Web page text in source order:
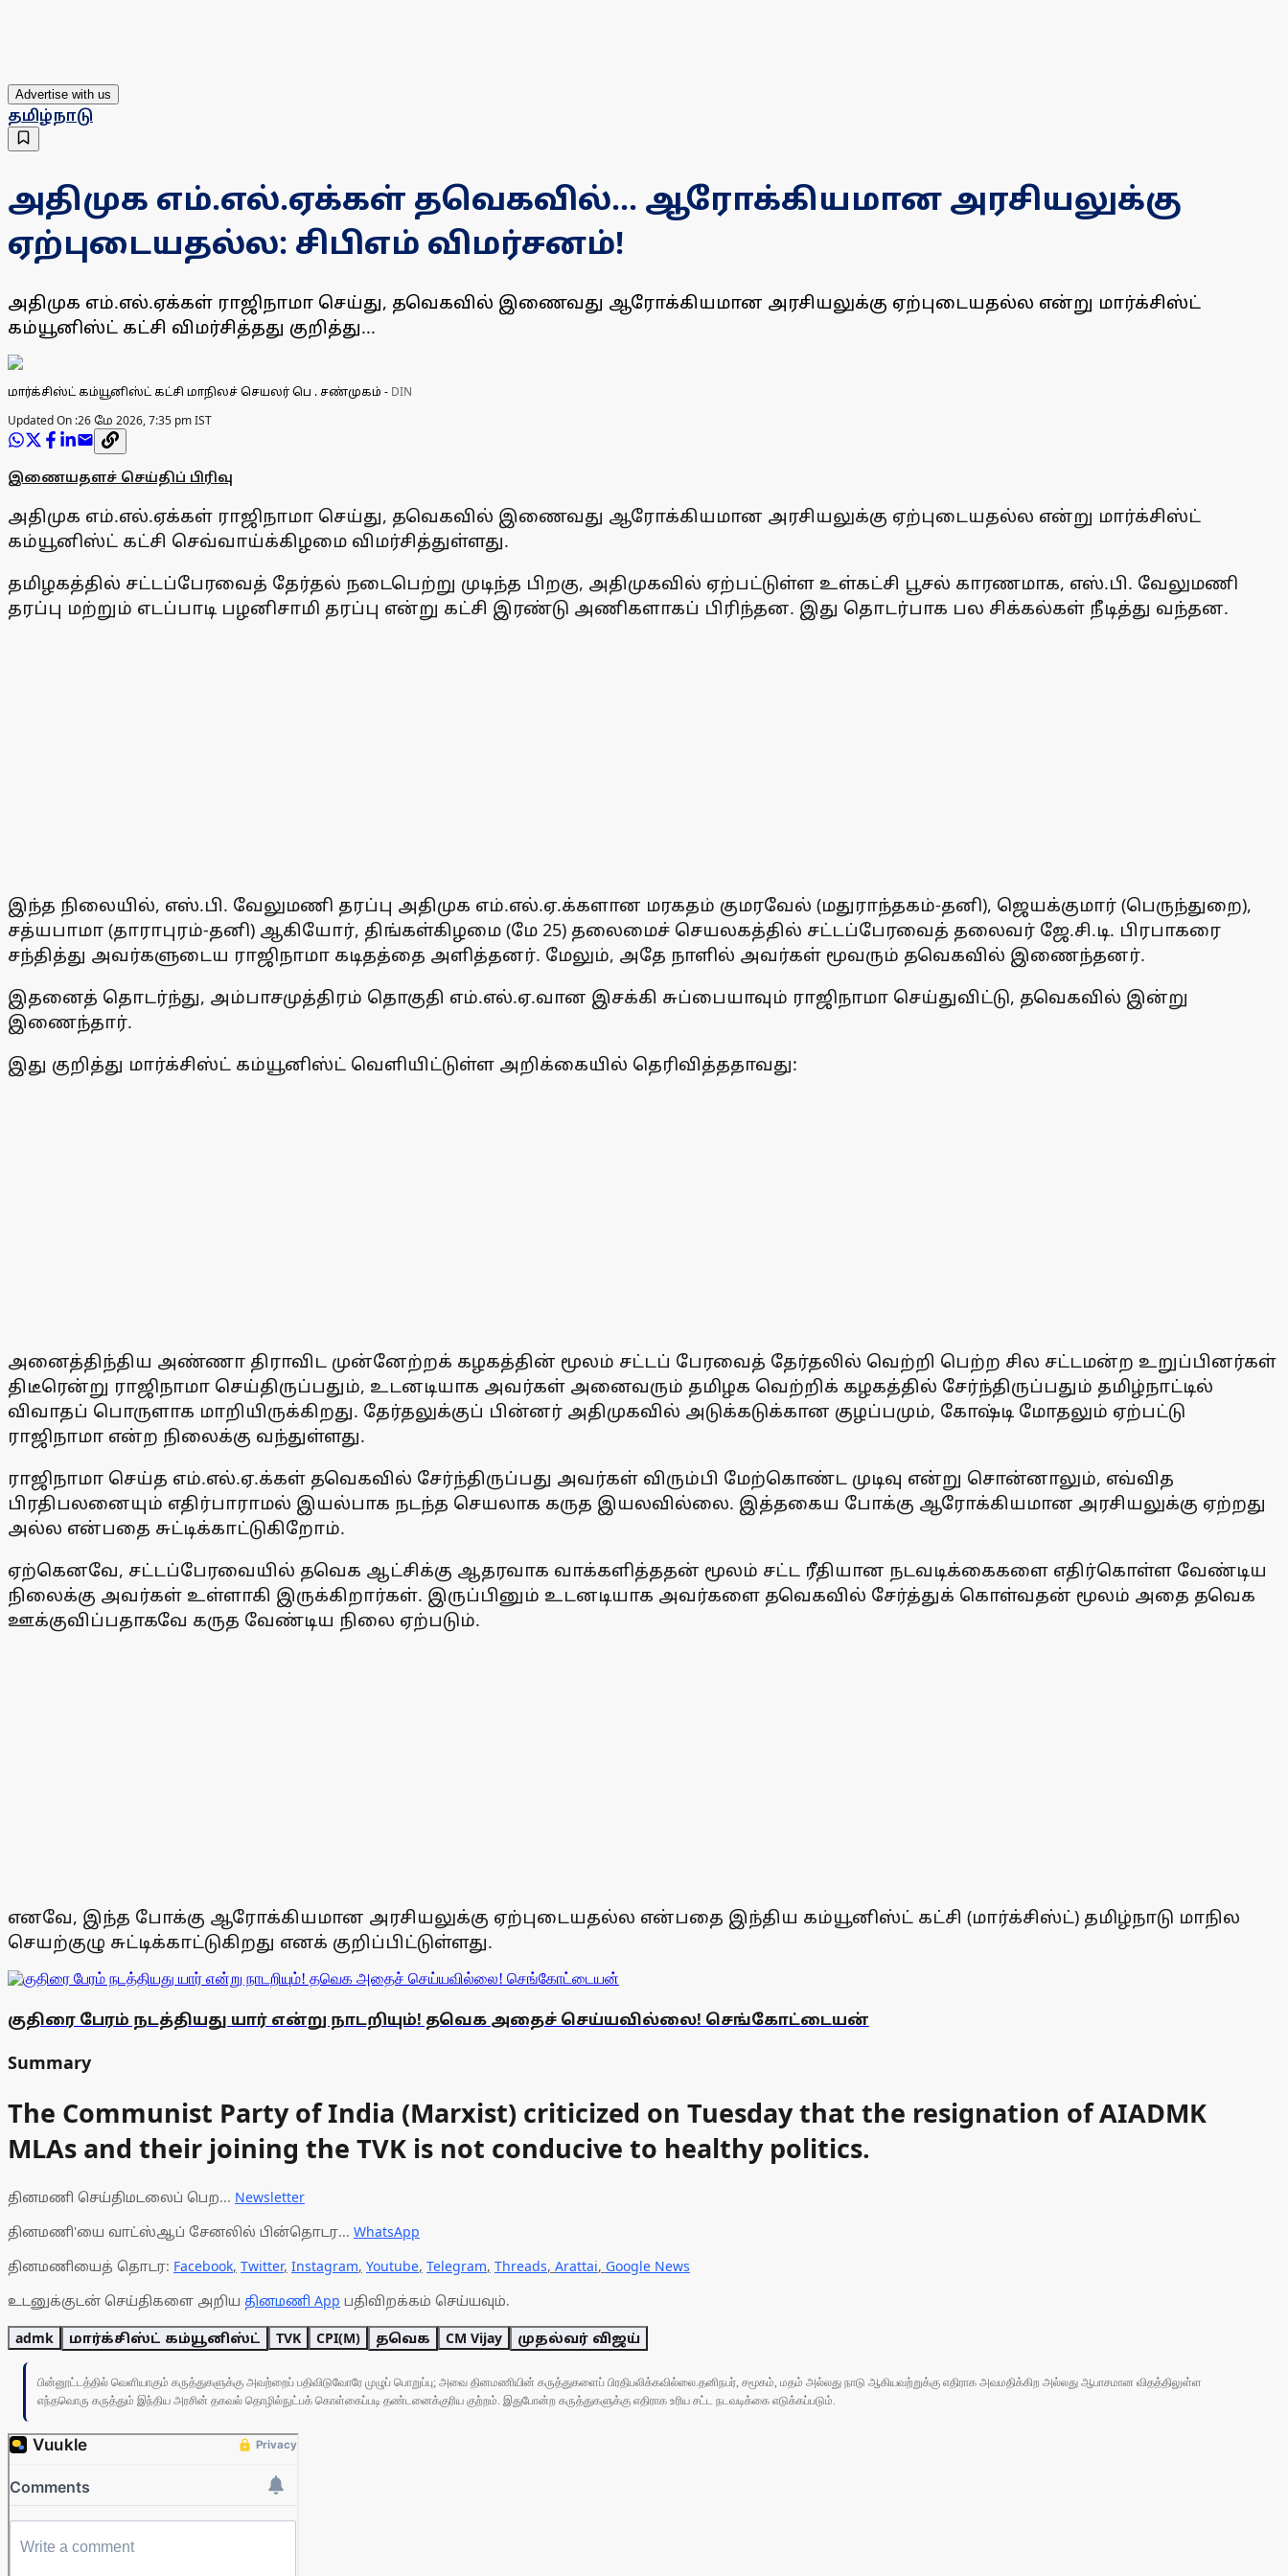
Advertise with us
தமிழ்நாடு
அதிமுக எம்.எல்.ஏக்கள் தவெகவில்... ஆரோக்கியமான அரசியலுக்கு
ஏற்புடையதல்ல: சிபிஎம் விமர்சனம்!
அதிமுக எம்.எல்.ஏக்கள் ராஜிநாமா செய்து, தவெகவில் இணைவது ஆரோக்கியமான அரசியலுக்கு ஏற்புடையதல்ல என்று மார்க்சிஸ்ட்
கம்யூனிஸ்ட் கட்சி விமர்சித்தது குறித்து...
மார்க்சிஸ்ட் கம்யூனிஸ்ட் கட்சி மாநிலச் செயலர் பெ . சண்முகம் - DIN
Updated On :26 மே 2026, 7:35 pm IST
இணையதளச் செய்திப் பிரிவு
அதிமுக எம்.எல்.ஏக்கள் ராஜிநாமா செய்து, தவெகவில் இணைவது ஆரோக்கியமான அரசியலுக்கு ஏற்புடையதல்ல என்று மார்க்சிஸ்ட்
கம்யூனிஸ்ட் கட்சி செவ்வாய்க்கிழமை விமர்சித்துள்ளது.
தமிழகத்தில் சட்டப்பேரவைத் தேர்தல் நடைபெற்று முடிந்த பிறகு, அதிமுகவில் ஏற்பட்டுள்ள உள்கட்சி பூசல் காரணமாக, எஸ்.பி. வேலுமணி
தரப்பு மற்றும் எடப்பாடி பழனிசாமி தரப்பு என்று கட்சி இரண்டு அணிகளாகப் பிரிந்தன. இது தொடர்பாக பல சிக்கல்கள் நீடித்து வந்தன.
இந்த நிலையில், எஸ்.பி. வேலுமணி தரப்பு அதிமுக எம்.எல்.ஏ.க்களான மரகதம் குமரவேல் (மதுராந்தகம்-தனி), ஜெயக்குமார் (பெருந்துறை),
சத்யபாமா (தாராபுரம்-தனி) ஆகியோர், திங்கள்கிழமை (மே 25) தலைமைச் செயலகத்தில் சட்டப்பேரவைத் தலைவர் ஜே.சி.டி. பிரபாகரை
சந்தித்து அவர்களுடைய ராஜிநாமா கடிதத்தை அளித்தனர். மேலும், அதே நாளில் அவர்கள் மூவரும் தவெகவில் இணைந்தனர்.
இதனைத் தொடர்ந்து, அம்பாசமுத்திரம் தொகுதி எம்.எல்.ஏ.வான இசக்கி சுப்பையாவும் ராஜிநாமா செய்துவிட்டு, தவெகவில் இன்று
இணைந்தார்.
இது குறித்து மார்க்சிஸ்ட் கம்யூனிஸ்ட் வெளியிட்டுள்ள அறிக்கையில் தெரிவித்ததாவது:
அனைத்திந்திய அண்ணா திராவிட முன்னேற்றக் கழகத்தின் மூலம் சட்டப் பேரவைத் தேர்தலில் வெற்றி பெற்ற சில சட்டமன்ற உறுப்பினர்கள்
திடீரென்று ராஜிநாமா செய்திருப்பதும், உடனடியாக அவர்கள் அனைவரும் தமிழக வெற்றிக் கழகத்தில் சேர்ந்திருப்பதும் தமிழ்நாட்டில்
விவாதப் பொருளாக மாறியிருக்கிறது. தேர்தலுக்குப் பின்னர் அதிமுகவில் அடுக்கடுக்கான குழப்பமும், கோஷ்டி மோதலும் ஏற்பட்டு
ராஜிநாமா என்ற நிலைக்கு வந்துள்ளது.
ராஜிநாமா செய்த எம்.எல்.ஏ.க்கள் தவெகவில் சேர்ந்திருப்பது அவர்கள் விரும்பி மேற்கொண்ட முடிவு என்று சொன்னாலும், எவ்வித
பிரதிபலனையும் எதிர்பாராமல் இயல்பாக நடந்த செயலாக கருத இயலவில்லை. இத்தகைய போக்கு ஆரோக்கியமான அரசியலுக்கு ஏற்றது
அல்ல என்பதை சுட்டிக்காட்டுகிறோம்.
ஏற்கெனவே, சட்டப்பேரவையில் தவெக ஆட்சிக்கு ஆதரவாக வாக்களித்ததன் மூலம் சட்ட ரீதியான நடவடிக்கைகளை எதிர்கொள்ள வேண்டிய
நிலைக்கு அவர்கள் உள்ளாகி இருக்கிறார்கள். இருப்பினும் உடனடியாக அவர்களை தவெகவில் சேர்த்துக் கொள்வதன் மூலம் அதை தவெக
ஊக்குவிப்பதாகவே கருத வேண்டிய நிலை ஏற்படும்.
எனவே, இந்த போக்கு ஆரோக்கியமான அரசியலுக்கு ஏற்புடையதல்ல என்பதை இந்திய கம்யூனிஸ்ட் கட்சி (மார்க்சிஸ்ட்) தமிழ்நாடு மாநில
செயற்குழு சுட்டிக்காட்டுகிறது எனக் குறிப்பிட்டுள்ளது.
குதிரை பேரம் நடத்தியது யார் என்று நாடறியும்! தவெக அதைச் செய்யவில்லை! செங்கோட்டையன்
Summary
The Communist Party of India (Marxist) criticized on Tuesday that the resignation of AIADMK
MLAs and their joining the TVK is not conducive to healthy politics.
தினமணி செய்திமடலைப் பெற... Newsletter
தினமணி'யை வாட்ஸ்ஆப் சேனலில் பின்தொடர... WhatsApp
தினமணியைத் தொடர: Facebook, Twitter, Instagram, Youtube, Telegram, Threads, Arattai, Google News
உடனுக்குடன் செய்திகளை அறிய தினமணி App பதிவிறக்கம் செய்யவும்.
admk மார்க்சிஸ்ட் கம்யூனிஸ்ட் TVK CPI(M) தவெக CM Vijay முதல்வர் விஜய்
பின்னூட்டத்தில் வெளியாகும் கருத்துகளுக்கு அவற்றைப் பதிவிடுவோரே முழுப் பொறுப்பு; அவை தினமணியின் கருத்துகளைப் பிரதிபலிக்கவில்லை.தனிநபர், சமூகம், மதம் அல்லது நாடு ஆகியவற்றுக்கு எதிராக அவமதிக்கிற அல்லது ஆபாசமான விதத்திலுள்ள
எந்தவொரு கருத்தும் இந்திய அரசின் தகவல் தொழில்நுட்பக் கொள்கைப்படி தண்டனைக்குரிய குற்றம். இதுபோன்ற கருத்துகளுக்கு எதிராக உரிய சட்ட நடவடிக்கை எடுக்கப்படும்.